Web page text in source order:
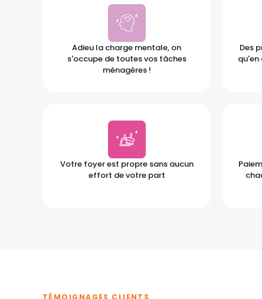
Adieu la charge mentale, on
s'occupe de toutes vos tâches
ménagères !
Des
qu'en
Votre foyer est propre sans aucun
effort de votre part
TÉMOIGNAGES CLIENTS